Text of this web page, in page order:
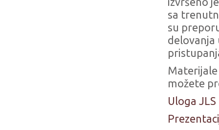
sa
su
delovanja
možete
Uloga